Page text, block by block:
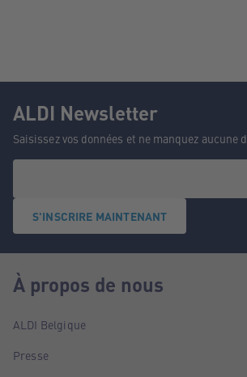
ALDI Newsletter
Saisissez vos données et ne manquez aucune
S'INSCRIRE MAINTENANT
À propos de nous
ALDI Belgique
Presse